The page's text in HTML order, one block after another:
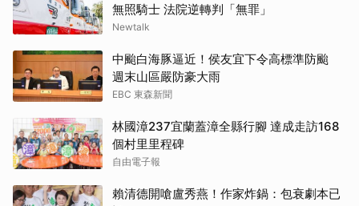
無照騎士 法院逆轉判「無罪」
Newtalk
中颱白海豚逼近！侯友宜下令高標準防颱
週末山區嚴防豪大雨
EBC 東森新聞
林國漳237宜蘭蓋漳全縣行腳 達成走訪168
個村里里程碑
自由電子報
賴清德開嗆盧秀燕！作家炸鍋：包衰劇本已